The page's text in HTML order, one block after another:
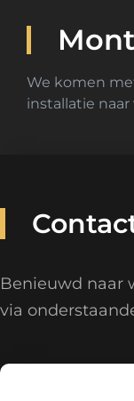
We komen
installatie
Benieuwd naar
via